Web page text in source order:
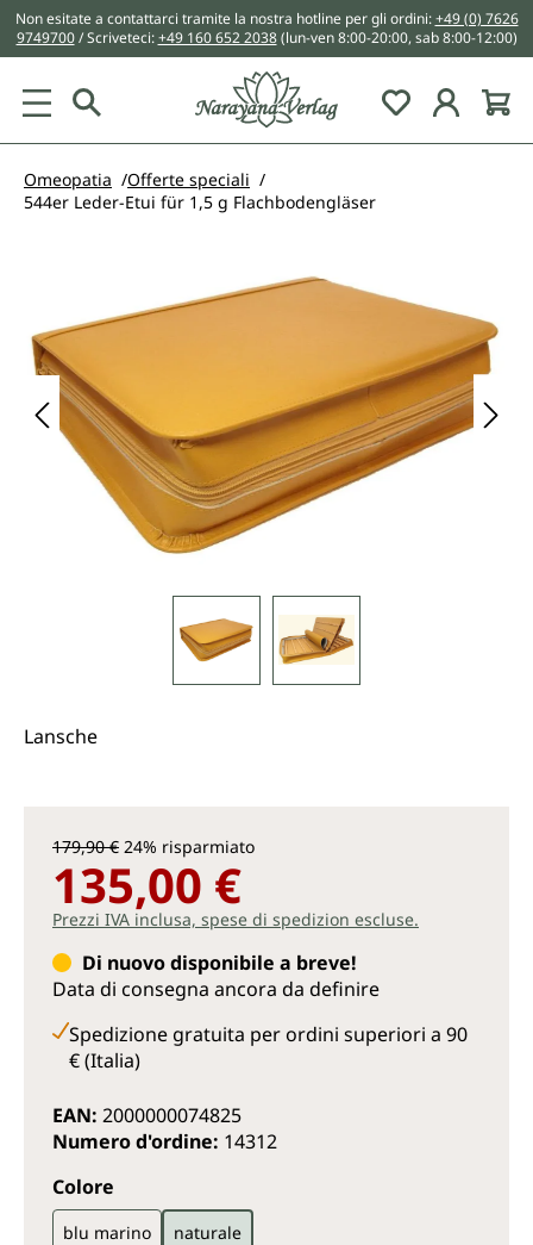
principale
Non esitate a contattarci tramite la nostra hotline per gli ordini:+49 (0) 7626
9749700/ Scriveteci:+49 160 652 2038 (lun-ven 8:00-20:00, sab 8:00-12:00)
You have 0
Omeopatia
Offerte speciali
544er Leder-Etui für 1,5 g Flachbodengläser
Lansche
179,90 € 24% risparmiato
135,00 €
Prezzi IVA inclusa, spese di spedizion escluse.
Di nuovo disponibile a breve!
Data di consegna ancora da definire
Spedizione gratuita per ordini superiori a 90
€ (Italia)
EAN: 2000000074825
Numero d'ordine: 14312
Seleziona
Colore
blu marino naturale